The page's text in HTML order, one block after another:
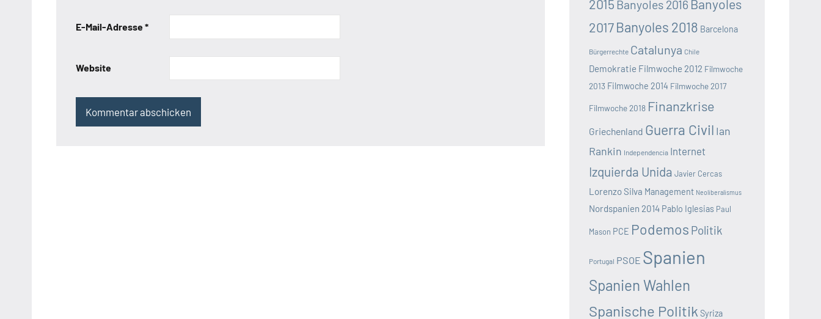
E-Mail-Adresse*
Website
2015 Banyoles 2016 Banyoles
2017 Banyoles 2018 Barcelona
Bürgerrechte Catalunya Chile
Demokratie Filmwoche 2012 Filmwoche
2013 Filmwoche 2014 Filmwoche 2017
Filmwoche 2018 Finanzkrise
Griechenland Guerra Civil Ian
Rankin Independencia Internet
Izquierda Unida Javier Cercas
Lorenzo Silva Management Neoliberalismus
Nordspanien 2014 Pablo Iglesias Paul
Mason PCE Podemos Politik
Portugal PSOE Spanien
Spanien Wahlen
Spanische Politik Syriza